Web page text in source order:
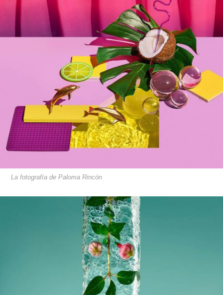
La fotografía de Paloma Rincón